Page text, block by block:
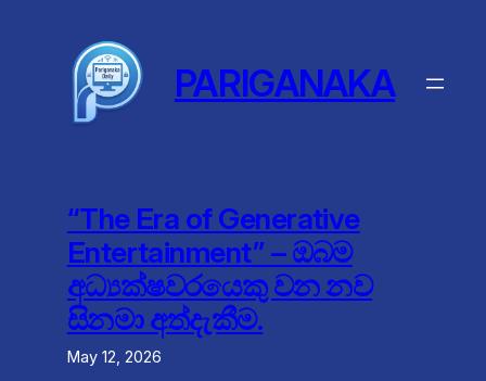
PARIGANAKA
“The Era of Generative
Entertainment” – ඔබම
අධ්‍යක්ෂවරයෙකු වන නව
සිනමා අත්දැකීම.
May 12, 2026